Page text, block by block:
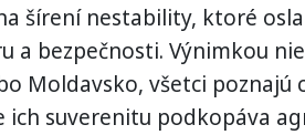
šírení nestability, ktoré
a bezpečnosti. Výnimkou
Moldavsko, všetci poznajú
ich suverenitu podkopáva